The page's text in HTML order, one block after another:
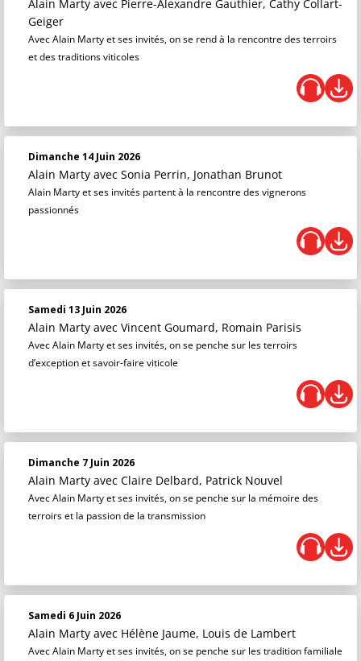
Alain Marty avec Pierre-Alexandre Gauthier, Cathy Collart-
Geiger
Avec Alain Marty et ses invités, on se rend à la rencontre des terroirs
et des traditions viticoles
Dimanche 14 Juin 2026
Alain Marty avec Sonia Perrin, Jonathan Brunot
Alain Marty et ses invités partent à la rencontre des vignerons
passionnés
Samedi 13 Juin 2026
Alain Marty avec Vincent Goumard, Romain Parisis
Avec Alain Marty et ses invités, on se penche sur les terroirs
d’exception et savoir-faire viticole
Dimanche 7 Juin 2026
Alain Marty avec Claire Delbard, Patrick Nouvel
Avec Alain Marty et ses invités, on se penche sur la mémoire des
terroirs et la passion de la transmission
Samedi 6 Juin 2026
Alain Marty avec Hélène Jaume, Louis de Lambert
Avec Alain Marty et ses invités, on se penche sur les tradition familiale